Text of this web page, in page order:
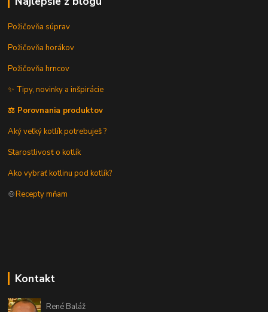
Požičovňa súprav
Požičovňa horákov
Požičovňa hrncov
✨ Tipy, novinky a inšpirácie
⚖️ Porovnania produktov
Aký veľký kotlík potrebuješ ?
Starostlivosť o kotlík
Ako vybrať kotlinu pod kotlík?
🍲Recepty mňam
Kontakt
René Baláž